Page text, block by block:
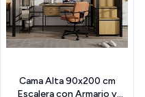
Cama Alta 90x200 cm
Escalera con Armario y